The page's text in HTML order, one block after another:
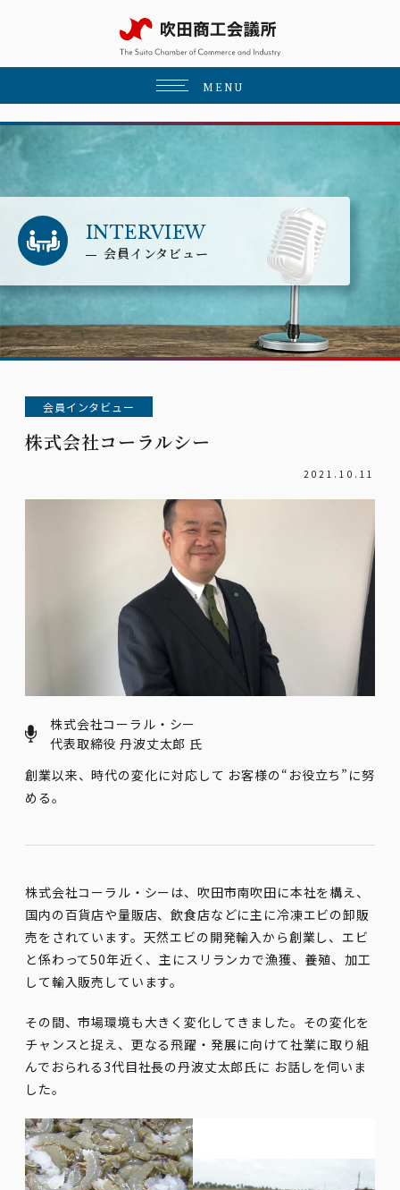
MENU
INTERVIEW
会員インタビュー
会員インタビュー
株式会社コーラルシー
2021.10.11
株式会社コーラル・シー
代表取締役 丹波丈太郎 氏
創業以来、時代の変化に対応して お客様の“お役立ち”に努
める。
株式会社コーラル・シーは、吹田市南吹田に本社を構え、
国内の百貨店や量販店、飲食店などに主に冷凍エビの卸販
売をされています。天然エビの開発輸入から創業し、エビ
と係わって50年近く、主にスリランカで漁獲、養殖、加工
して輸入販売しています。
その間、市場環境も大きく変化してきました。その変化を
チャンスと捉え、更なる飛躍・発展に向けて社業に取り組
んでおられる3代目社長の丹波丈太郎氏に お話しを伺いま
した。